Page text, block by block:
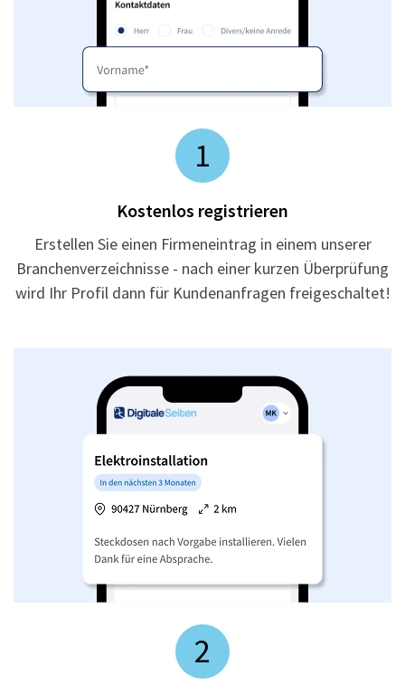
1
Kostenlos registrieren
Erstellen Sie einen Firmeneintrag in einem unserer
Branchenverzeichnisse - nach einer kurzen Überprüfung
wird Ihr Profil dann für Kundenanfragen freigeschaltet!
2